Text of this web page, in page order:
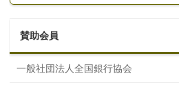
賛助会員
一般社団法人全国銀行協会